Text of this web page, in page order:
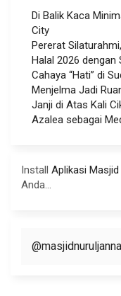
Di Balik Kaca
City
Pererat
Halal 2026 dengan
Cahaya “Hati” di
Menjelma Jadi
Janji di Atas Kali
Azalea sebagai
Install Aplikasi
Anda...